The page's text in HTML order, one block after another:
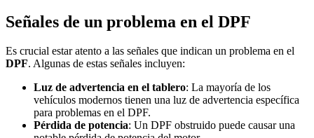
Señales de un problema en el DPF
Es crucial estar atento a las señales que indican un problema en el
DPF. Algunas de estas señales incluyen:
Luz de advertencia en el tablero: La mayoría de los
vehículos modernos tienen una luz de advertencia específica
para problemas en el DPF.
Pérdida de potencia: Un DPF obstruido puede causar una